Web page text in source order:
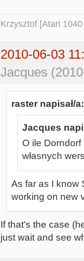
Krzysztof [Atari
2010-06-03
Jacques
raster napisał/a:
Jacques
O ile
własnych
As far as I know
working on new
If that's the case
just wait and see